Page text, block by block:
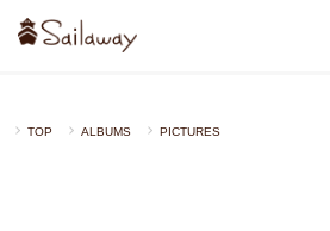
TOP ALBUMS PICTURES